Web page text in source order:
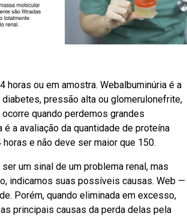
horas ou em amostra. Webalbuminúria é a
pressão alta ou glomerulonefrite,
quando perdemos grandes
a avaliação da quantidade de proteína
e não deve ser maior que 150.
um sinal de um problema renal, mas
indicamos suas possíveis causas. Web —
Porém, quando eliminada em excesso,
principais causas da perda delas pela